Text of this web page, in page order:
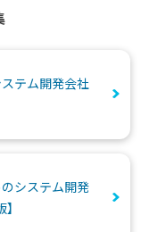
テム開発会社
システム開発